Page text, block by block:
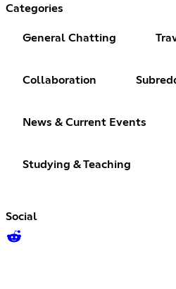
Categories
General Chatting
Collaboration
News & Current Events
Studying & Teaching
Social